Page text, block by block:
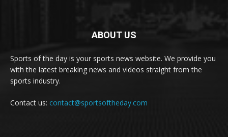
ABOUT US
Sports of the day is your sports news website. We provide you
with the latest breaking news and videos straight from the
sports industry.
Contact us: contact@sportsoftheday.com